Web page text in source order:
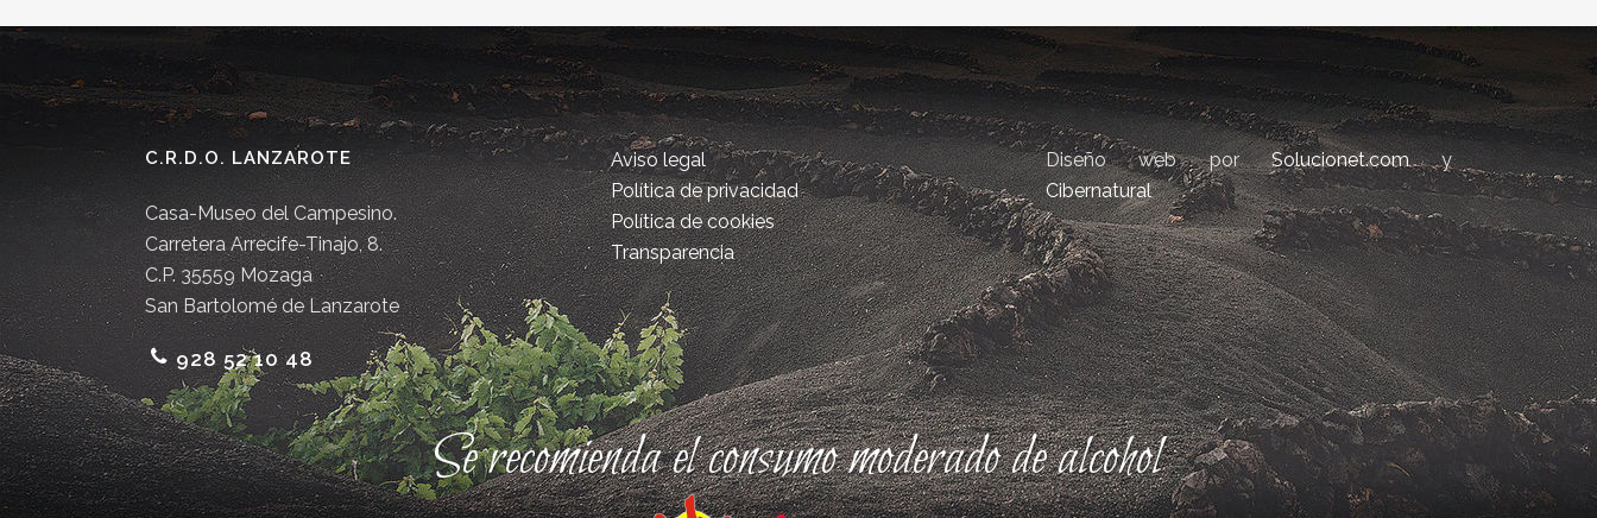
C.R.D.O. LANZAROTE
Casa-Museo del Campesino.
Carretera Arrecife-Tinajo, 8.
C.P. 35559 Mozaga
San Bartolomé de Lanzarote
928 52 10 48
Aviso legal
Política de privacidad
Política de cookies
Transparencia
Diseño web porSolucionet.comy
Cibernatural
Se recomienda el consumo moderado de alcohol